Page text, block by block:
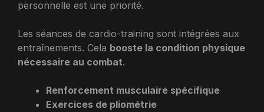
personnelle est une priorité.
Les séances de cardio-training sont intégrées aux
entraînements. Cela booste la condition physique
nécessaire au combat.
Renforcement musculaire spécifique
Exercices de pliométrie